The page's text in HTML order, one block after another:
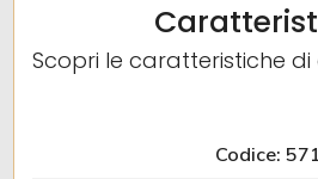
Scopri le caratteristiche
Codice: